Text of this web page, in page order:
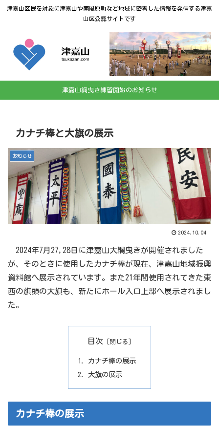
津嘉山区民を対象に津嘉山や南風原町など地域に密着した情報を発信する津嘉
山区公認サイトです
津嘉山綱曳き練習開始のお知らせ
カナチ棒と大旗の展示
お知らせ
2024.10.04
2024年7月27,28日に津嘉山大綱曳きが開催されました
が、そのときに使用したカナチ棒が現在、津嘉山地域振興
資料館へ展示されています。また21年間使用されてきた東
西の旗頭の大旗も、新たにホール入口上部へ展示されまし
た。
目次
カナチ棒の展示
大旗の展示
カナチ棒の展示